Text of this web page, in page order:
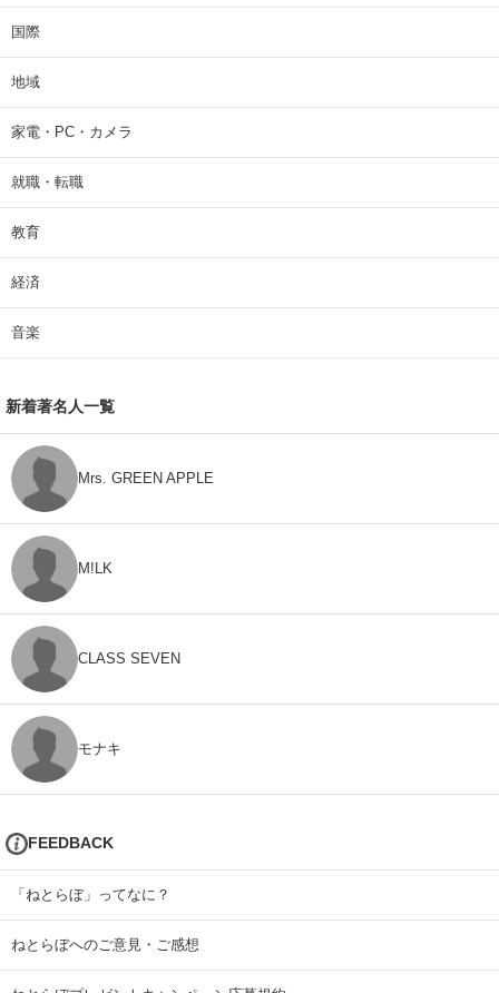
国際
地域
家電・PC・カメラ
就職・転職
教育
経済
音楽
新着著名人一覧
Mrs. GREEN APPLE
M!LK
CLASS SEVEN
モナキ
FEEDBACK
「ねとらぼ」ってなに？
ねとらぼへのご意見・ご感想